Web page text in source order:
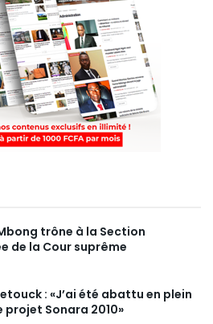
trône à la Section
de la Cour suprême
: «J’ai été abattu en plein
projet Sonara 2010»